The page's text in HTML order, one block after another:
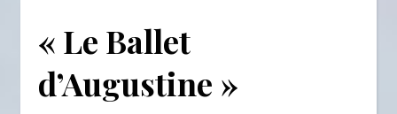
« Le Ballet
d’Augustine »